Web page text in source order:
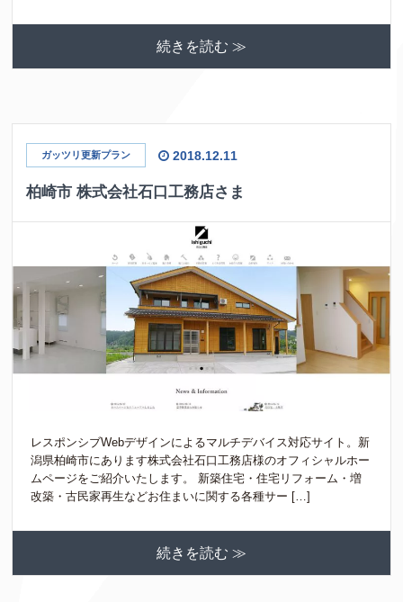
続きを読む ≫
ガッツリ更新プラン 2018.12.11
柏崎市 株式会社石口工務店さま
レスポンシブWebデザインによるマルチデバイス対応サイト。新
潟県柏崎市にあります株式会社石口工務店様のオフィシャルホー
ムページをご紹介いたします。 新築住宅・住宅リフォーム・増
改築・古民家再生などお住まいに関する各種サー […]
続きを読む ≫